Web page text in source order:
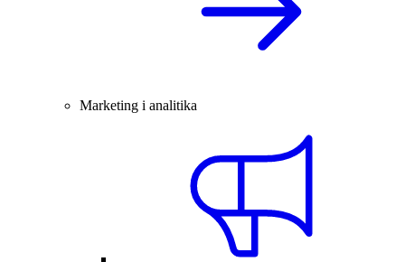
Marketing i analitika